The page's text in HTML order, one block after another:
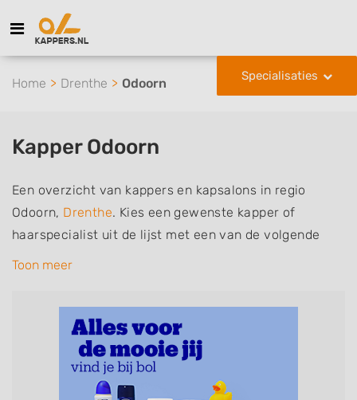
Specialisaties
Home Drenthe Odoorn
Kapper Odoorn
Een overzicht van kappers en kapsalons in regio
Odoorn, Drenthe. Kies een gewenste kapper of
haarspecialist uit de lijst met een van de volgende
specialisaties of aantekeningen: mannen of
zonder afspraak terecht kunt. De vermelde kappers
kunnen uw haren wassen, knippen, föhnen en kleuren,
maar ook helpen met extensions, balyage, invlechten,
opsteken, weave, een keratinebehandeling, een
Toon meer